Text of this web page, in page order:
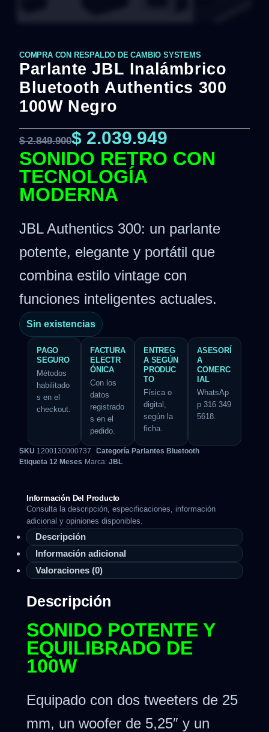
COMPRA CON RESPALDO DE CAMBIO SYSTEMS
Parlante JBL Inalámbrico
Bluetooth Authentics 300
100W Negro
$2.849.900$ 2.039.949
SONIDO RETRO CON
TECNOLOGÍA
MODERNA
JBL Authentics 300: un parlante
potente, elegante y portátil que
combina estilo vintage con
funciones inteligentes actuales.
Sin existencias
PAGO
SEGURO
Métodos
habilitado
s en el
checkout.
FACTURA
ELECTR
ÓNICA
Con los
datos
registrado
s en el
pedido.
ENTREG
A SEGÚN
PRODUC
TO
Física o
digital,
según la
ficha.
ASESORÍ
A
COMERC
IAL
WhatsAp
p 316 349
5618.
SKU 1200130000737 Categoría Parlantes Bluetooth
Etiqueta 12 Meses Marca: JBL
Información Del Producto
Consulta la descripción, especificaciones, información
adicional y opiniones disponibles.
Descripción
Información adicional
Valoraciones (0)
Descripción
SONIDO POTENTE Y
EQUILIBRADO DE
100W
Equipado con dos tweeters de 25
mm, un woofer de 5,25″ y un